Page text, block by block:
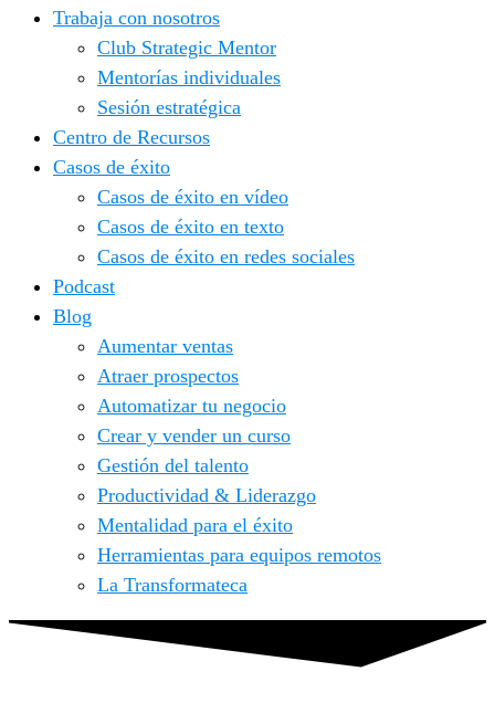
Trabaja con nosotros
Club Strategic Mentor
Mentorías individuales
Sesión estratégica
Centro de Recursos
Casos de éxito
Casos de éxito en vídeo
Casos de éxito en texto
Casos de éxito en redes sociales
Podcast
Blog
Aumentar ventas
Atraer prospectos
Automatizar tu negocio
Crear y vender un curso
Gestión del talento
Productividad & Liderazgo
Mentalidad para el éxito
Herramientas para equipos remotos
La Transformateca